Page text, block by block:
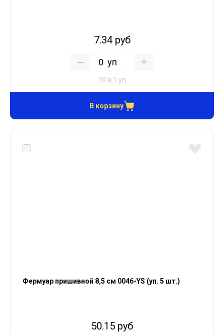
7.34 руб
уп
10 в 1 уп
В корзину
Фермуар пришивной 8,5 см 0046-YS (уп. 5 шт.)
50.15 руб